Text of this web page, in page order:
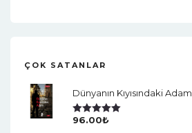
ÇOK SATANLAR
Dünyanın Kıyısındaki Adam
5 Üzerinden
96.00₺